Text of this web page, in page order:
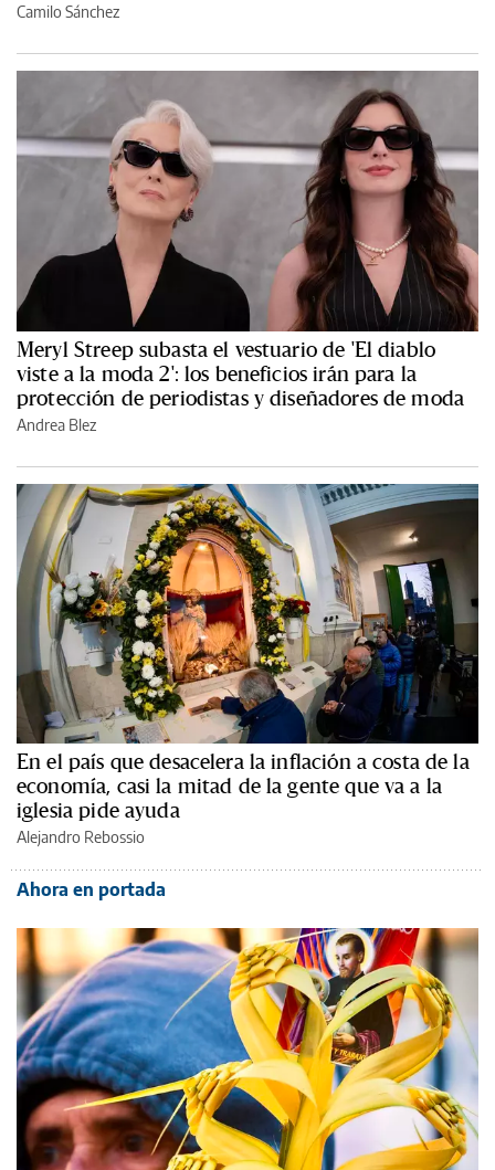
Camilo Sánchez
Meryl Streep subasta el vestuario de 'El diablo
viste a la moda 2': los beneficios irán para la
protección de periodistas y diseñadores de moda
Andrea Blez
En el país que desacelera la inflación a costa de la
economía, casi la mitad de la gente que va a la
iglesia pide ayuda
Alejandro Rebossio
Ahora en portada